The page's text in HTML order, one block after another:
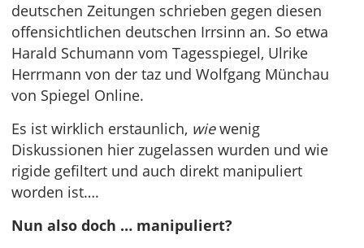
deutschen Zeitungen schrieben gegen diesen
offensichtlichen deutschen Irrsinn an. So etwa
Harald Schumann vom Tagesspiegel, Ulrike
Herrmann von der taz und Wolfgang Münchau
von Spiegel Online.
Es ist wirklich erstaunlich, wiewenig
Diskussionen hier zugelassen wurden und wie
rigide gefiltert und auch direkt manipuliert
worden ist….
Nun also doch … manipuliert?